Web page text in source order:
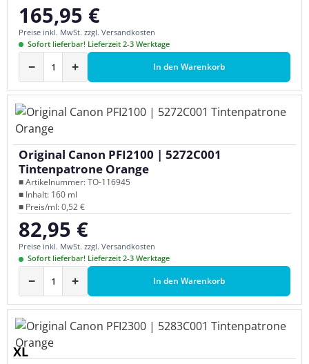
Regulärer Preis:
165,95 €
Preise inkl. MwSt. zzgl. Versandkosten
Sofort lieferbar! Lieferzeit 2-3 Werktage
− + In den Warenkorb
Original Canon PFI2100 | 5272C001
Tintenpatrone Orange
■ Artikelnummer: TO-116945
■ Inhalt: 160 ml
■ Preis/ml: 0,52 €
Regulärer Preis:
82,95 €
Preise inkl. MwSt. zzgl. Versandkosten
Sofort lieferbar! Lieferzeit 2-3 Werktage
− + In den Warenkorb
XL